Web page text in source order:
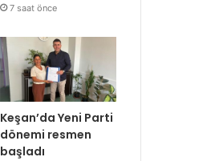
7 saat önce
Keşan’da Yeni Parti
dönemi resmen
başladı